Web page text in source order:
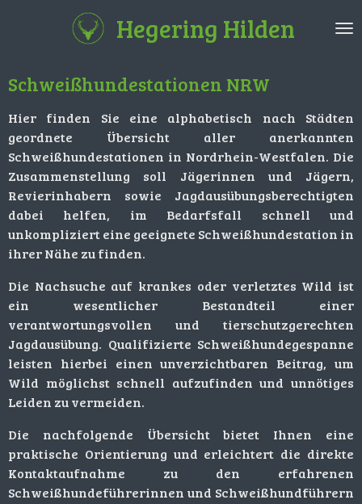
Hauptinhalt
Hegering Hilden
Schweißhundestationen NRW
Hier finden Sie eine alphabetisch nach Städten
geordnete Übersicht aller anerkannten
Schweißhundestationen in Nordrhein-Westfalen. Die
Zusammenstellung soll Jägerinnen und Jägern,
Revierinhabern sowie Jagdausübungsberechtigten
dabei helfen, im Bedarfsfall schnell und
unkompliziert eine geeignete Schweißhundestation in
ihrer Nähe zu finden.
Die Nachsuche auf krankes oder verletztes Wild ist
ein wesentlicher Bestandteil einer
verantwortungsvollen und tierschutzgerechten
Jagdausübung. Qualifizierte Schweißhundegespanne
leisten hierbei einen unverzichtbaren Beitrag, um
Wild möglichst schnell aufzufinden und unnötiges
Leiden zu vermeiden.
Die nachfolgende Übersicht bietet Ihnen eine
praktische Orientierung und erleichtert die direkte
Kontaktaufnahme zu den erfahrenen
Schweißhundeführerinnen und Schweißhundführern